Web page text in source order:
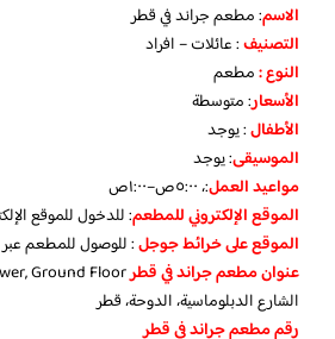
الاسم: مطعم جراند في قطر
التصنيف: عائلات – افراد
النوع :مطعم
الأسعار:متوسطة
الأطفال:يوجد
الموسيقى:يوجد
مواعيد العمل:، ٥:٠٠ص–١:٠٠ص
الموقع الإلكتروني للمطعم: للدخول للموقع
الموقع على خرائط جوجل: للوصول للمطعم
عنوان مطعم جراند في قطر
الشارع الدبلوماسية، الدوحة، قطر
رقم مطعم جراند في قطر